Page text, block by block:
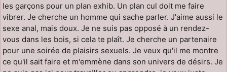
les garçons pour un plan exhib. Un plan cul doit me faire
vibrer. Je cherche un homme qui sache parler. J'aime aussi le
sexe anal, mais doux. Je ne suis pas opposé à un rendez-
vous dans les bois, si cela te plaît. Je cherche un partenaire
pour une soirée de plaisirs sexuels. Je veux qu'il me montre
ce qu'il sait faire et m'emmène dans son univers de désirs. Je